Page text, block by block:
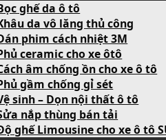
ghế da ô tô
da vô lăng thủ công
phim cách nhiệt 3M
ceramic cho xe ôtô
âm chống ồn cho xe ô tô
gầm chống gỉ sét
sinh – Dọn nội thất ô tô
nắp thùng bán tải
ghế Limousine cho xe ô tô